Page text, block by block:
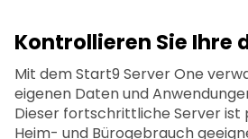
Kontrollieren Sie Ihre
Mit dem Start9 Server One
eigenen Daten und
Dieser fortschrittliche Server
Heim- und Bürogebrauch